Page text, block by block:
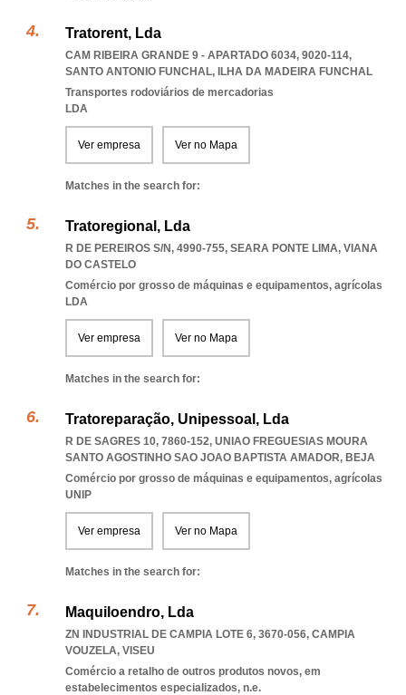
Tratorent, Lda
CAM RIBEIRA GRANDE 9 - APARTADO 6034, 9020-114,
SANTO ANTONIO FUNCHAL, ILHA DA MADEIRA FUNCHAL
Transportes rodoviários de mercadorias
LDA
Ver empresa Ver no Mapa
Matches in the search for:
Tratoregional, Lda
R DE PEREIROS S/N, 4990-755, SEARA PONTE LIMA, VIANA
DO CASTELO
Comércio por grosso de máquinas e equipamentos, agrícolas
LDA
Ver empresa Ver no Mapa
Matches in the search for:
Tratoreparação, Unipessoal, Lda
R DE SAGRES 10, 7860-152, UNIAO FREGUESIAS MOURA
SANTO AGOSTINHO SAO JOAO BAPTISTA AMADOR, BEJA
Comércio por grosso de máquinas e equipamentos, agrícolas
UNIP
Ver empresa Ver no Mapa
Matches in the search for:
Maquiloendro, Lda
ZN INDUSTRIAL DE CAMPIA LOTE 6, 3670-056, CAMPIA
VOUZELA, VISEU
Comércio a retalho de outros produtos novos, em
estabelecimentos especializados, n.e.